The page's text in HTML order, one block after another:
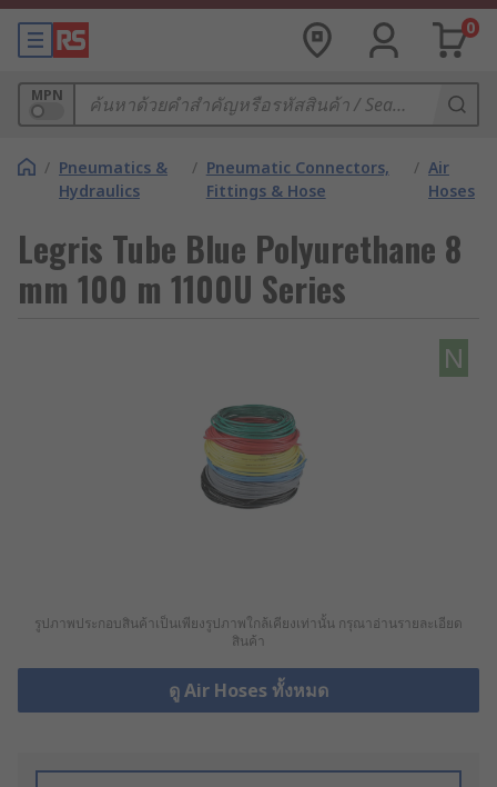
0
MPN
/ Pneumatics &
Hydraulics
/ Pneumatic Connectors,
Fittings & Hose
/ Air
Hoses
Legris Tube Blue Polyurethane 8
mm 100 m 1100U Series
N
รูปภาพประกอบสินค้าเป็นเพียงรูปภาพใกล้เคียงเท่านั้น กรุณาอ่านรายละเอียด
สินค้า
ดู Air Hoses ทั้งหมด